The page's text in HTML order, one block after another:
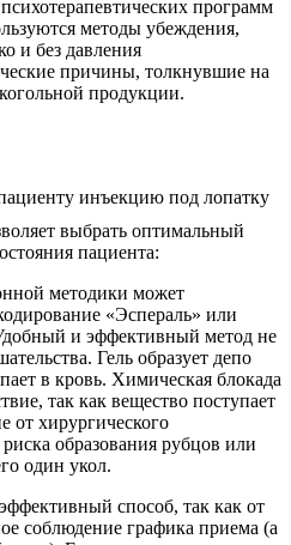
программ
методы убеждения,
и без давления
причины, толкнувшие на
продукции.
выбрать оптимальный
пациента:
методики может
«Эспераль» или
и эффективный метод не
Гель образует депо
в кровь. Химическая блокада
так как вещество поступает
от хирургического
образования рубцов или
один укол.
способ, так как от
соблюдение графика приема (а